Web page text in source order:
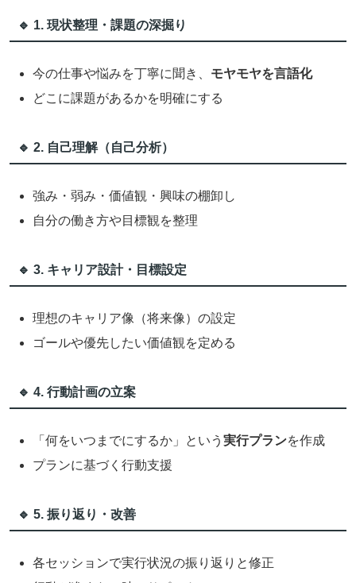
🔹 1. 現状整理・課題の深掘り
今の仕事や悩みを丁寧に聞き、 モヤモヤを言語化
どこに課題があるかを明確にする
🔹 2. 自己理解（自己分析）
強み・弱み・価値観・興味の棚卸し
自分の働き方や目標観を整理
🔹 3. キャリア設計・目標設定
理想のキャリア像（将来像）の設定
ゴールや優先したい価値観を定める
🔹 4. 行動計画の立案
「何をいつまでにするか」という実行プランを作成
プランに基づく行動支援
🔹 5. 振り返り・改善
各セッションで実行状況の振り返りと修正